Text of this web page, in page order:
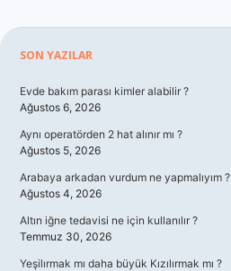
Sidebar
SON YAZILAR
Evde bakım parası kimler alabilir ?
Ağustos 6, 2026
Aynı operatörden 2 hat alınır mı ?
Ağustos 5, 2026
Arabaya arkadan vurdum ne yapmalıyım ?
Ağustos 4, 2026
Altın iğne tedavisi ne için kullanılır ?
Temmuz 30, 2026
Yeşilırmak mı daha büyük Kızılırmak mı ?